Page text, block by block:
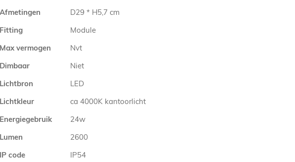
Afmetingen
D29 * H5,7 cm
Fitting
Module
Max vermogen
Nvt
Dimbaar
Niet
Lichtbron
LED
Lichtkleur
ca 4000K kantoorlicht
Energiegebruik
24w
Lumen
2600
IP code
IP54